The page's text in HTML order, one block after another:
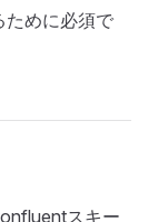
ために必須で
スキー